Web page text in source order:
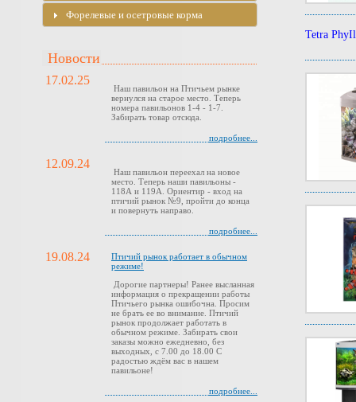
Tetra
Форелевые и осетровые корма
Новости
17.02.25
Наш павильон на Птичьем рынке
вернулся на старое место. Теперь
номера павильонов 1-4 - 1-7.
Забирать товар отсюда.
подробнее...
12.09.24
Наш павильон переехал на новое
место. Теперь наши павильоны -
118А и 119А. Ориентир - вход на
птичий рынок №9, пройти до конца
и повернуть направо.
подробнее...
19.08.24
Птичий рынок работает в обычном
режиме!
Дорогие партнеры! Ранее высланная
информация о прекращении работы
Птичьего рынка ошибочна. Просим
не брать ее во внимание. Птичий
рынок продолжает работать в
обычном режиме. Забирать свои
заказы можно ежедневно, без
выходных, с 7.00 до 18.00 С
радостью ждём вас в нашем
павильоне!
подробнее...